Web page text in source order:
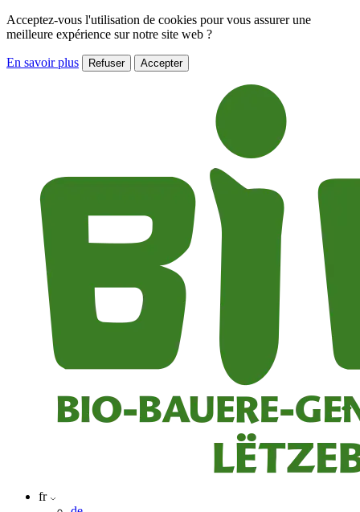
Acceptez-vous l'utilisation de cookies pour vous assurer une
meilleure expérience sur notre site web ?
En savoir plus Refuser Accepter
fr